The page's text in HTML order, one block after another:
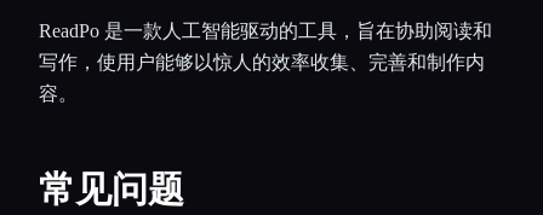
ReadPo 是一款人工智能驱动的工具，旨在协助阅读和
写作，使用户能够以惊人的效率收集、完善和制作内
容。
常见问题